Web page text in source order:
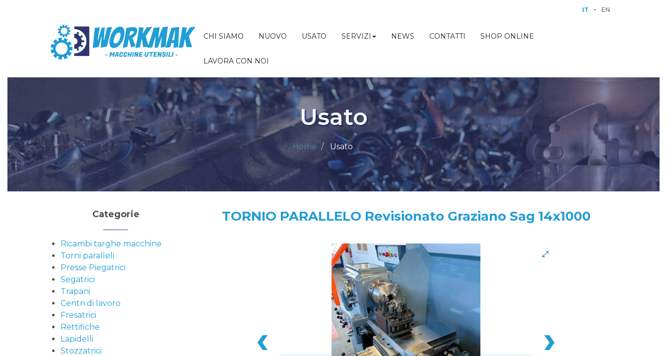
IT - EN
CHI SIAMO NUOVO USATO SERVIZI NEWS CONTATTI SHOP ONLINE
LAVORA CON NOI
Usato
Home Usato
Categorie
Ricambi targhe macchine
Torni paralleli
Presse Piegatrici
Segatrici
Trapani
Centri di lavoro
Fresatrici
Rettifiche
Lapidelli
Stozzatrici
TORNIO PARALLELO Revisionato Graziano Sag 14x1000